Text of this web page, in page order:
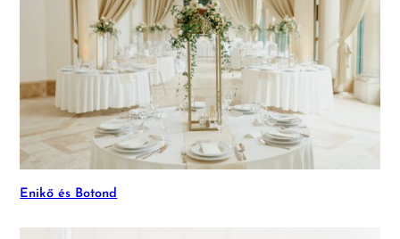
Enikő és Botond